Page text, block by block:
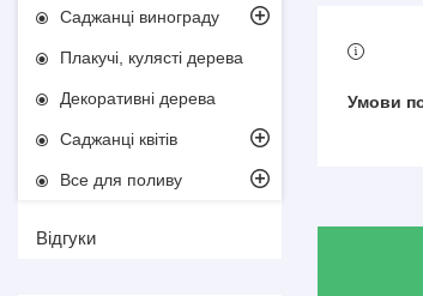
Саджанці винограду
Плакучі, кулясті дерева
Декоративні дерева
Саджанці квітів
Все для поливу
Відгуки